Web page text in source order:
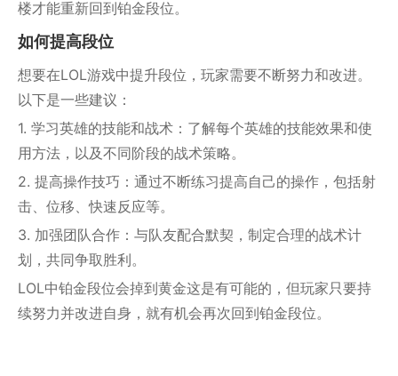
楼才能重新回到铂金段位。
如何提高段位
想要在LOL游戏中提升段位，玩家需要不断努力和改进。
以下是一些建议：
1. 学习英雄的技能和战术：了解每个英雄的技能效果和使
用方法，以及不同阶段的战术策略。
2. 提高操作技巧：通过不断练习提高自己的操作，包括射
击、位移、快速反应等。
3. 加强团队合作：与队友配合默契，制定合理的战术计
划，共同争取胜利。
LOL中铂金段位会掉到黄金这是有可能的，但玩家只要持
续努力并改进自身，就有机会再次回到铂金段位。